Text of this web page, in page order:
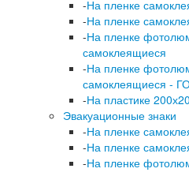
-На пленке
-На пленке
-На пленке
самоклеящиеся
-На пленке
самоклеящиеся -
-На пластике
Эвакуационные знаки
-На пленке
-На пленке
-На пленке